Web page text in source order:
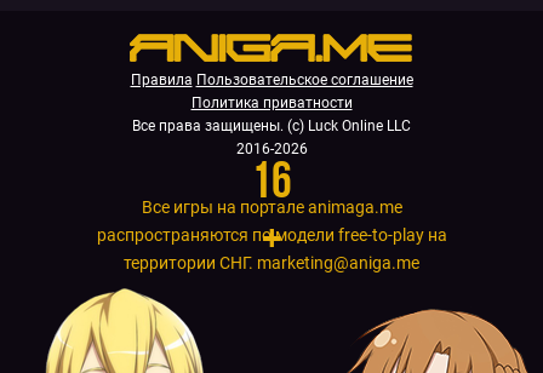
Правила Пользовательское соглашение
Политика приватности
Все права защищены. (с) Luck Online LLC
2016-2026
16
+
Все игры на портале animaga.me
распространяются по модели free-to-play на
территории СНГ. marketing@aniga.me